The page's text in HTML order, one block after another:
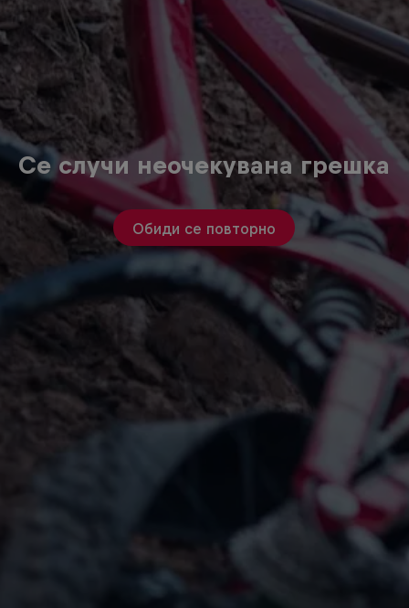
Се случи неочекувана грешка
Обиди се повторно